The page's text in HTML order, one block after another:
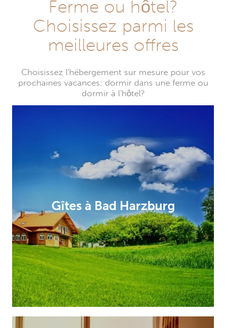
Ferme ou hôtel?
Choisissez parmi les
meilleures offres
Choisissez l'hébergement sur mesure pour vos
prochaines vacances: dormir dans une ferme ou
dormir à l'hôtel?
Gîtes à Bad Harzburg